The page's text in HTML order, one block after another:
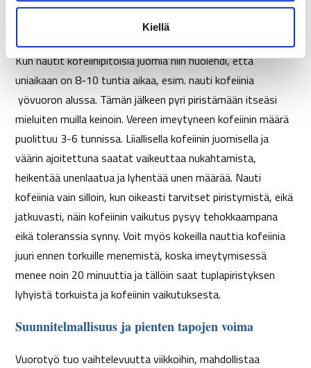
Kiellä
Näin hyödynnät kofeiinia optimaalisesti
Kun nautit kofeiinipitoisia juomia niin huolehdi, että
uniaikaan on 8-10 tuntia aikaa, esim. nauti kofeiinia
yövuoron alussa. Tämän jälkeen pyri piristämään itseäsi
mieluiten muilla keinoin. Vereen imeytyneen kofeiinin määrä
puolittuu 3-6 tunnissa. Liiallisella kofeiinin juomisella ja
väärin ajoitettuna saatat vaikeuttaa nukahtamista,
heikentää unenlaatua ja lyhentää unen määrää. Nauti
kofeiinia vain silloin, kun oikeasti tarvitset piristymistä, eikä
jatkuvasti, näin kofeiinin vaikutus pysyy tehokkaampana
eikä toleranssia synny. Voit myös kokeilla nauttia kofeiinia
juuri ennen torkuille menemistä, koska imeytymisessä
menee noin 20 minuuttia ja tällöin saat tuplapiristyksen
lyhyistä torkuista ja kofeiinin vaikutuksesta.
Suunnitelmallisuus ja pienten tapojen voima
Vuorotyö tuo vaihtelevuutta viikkoihin, mahdollistaa